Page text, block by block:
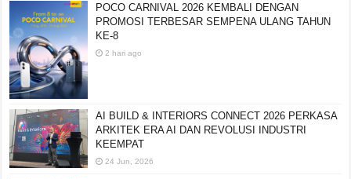
POCO CARNIVAL 2026 KEMBALI DENGAN
PROMOSI TERBESAR SEMPENA ULANG TAHUN
KE-8
2 hari ago
AI BUILD & INTERIORS CONNECT 2026 PERKASA
ARKITEK ERA AI DAN REVOLUSI INDUSTRI
KEEMPAT
24 Jun, 2026